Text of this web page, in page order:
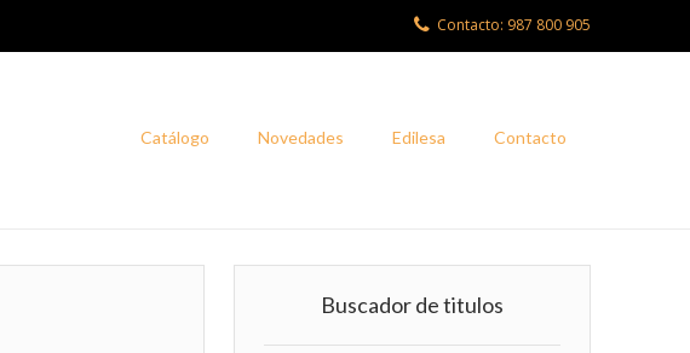
Contacto: 987 800 905
Catálogo Novedades Edilesa Contacto
Buscador de titulos